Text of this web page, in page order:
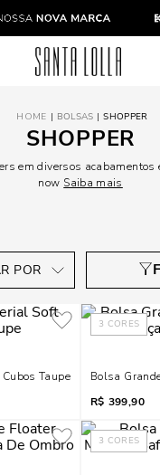
BOLSAS SHOPPER
SHOPPER
em diversos acabamentos
now Saiba mais
Taupe
3 CORES
Bolsa
R$ 399,90
3 CORES